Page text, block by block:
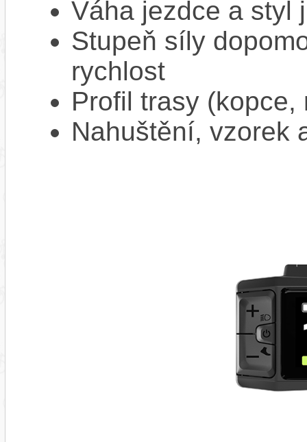
Váha jezdce a styl
Stupeň síly
rychlost
Profil trasy
Nahuštění, vzorek